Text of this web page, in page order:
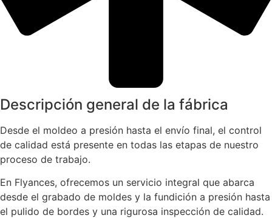
Descripción general de la fábrica
Desde el moldeo a presión hasta el envío final, el control
de calidad está presente en todas las etapas de nuestro
proceso de trabajo.
En Flyances, ofrecemos un servicio integral que abarca
desde el grabado de moldes y la fundición a presión hasta
el pulido de bordes y una rigurosa inspección de calidad.